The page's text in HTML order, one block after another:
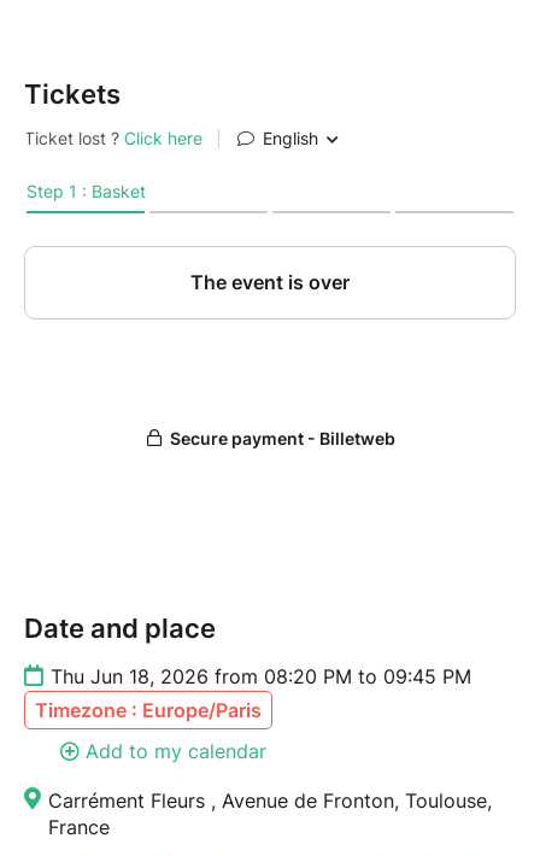
Tickets
Date and place
Thu Jun 18, 2026 from 08:20 PM to 09:45 PM
Timezone : Europe/Paris
Add to my calendar
Carrément Fleurs , Avenue de Fronton, Toulouse,
France